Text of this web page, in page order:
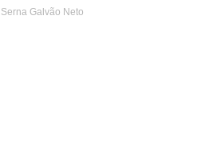
Galvão Neto